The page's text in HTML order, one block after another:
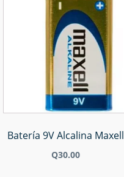
Batería 9V Alcalina Maxell
Q30.00